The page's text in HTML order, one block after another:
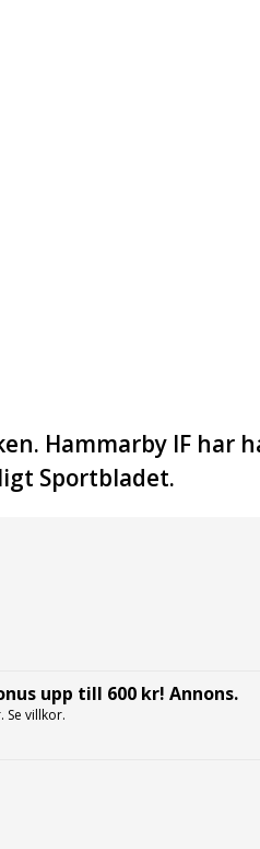
Hammarby IF har
Sportbladet.
upp till 600 kr! Annons.
Se villkor.